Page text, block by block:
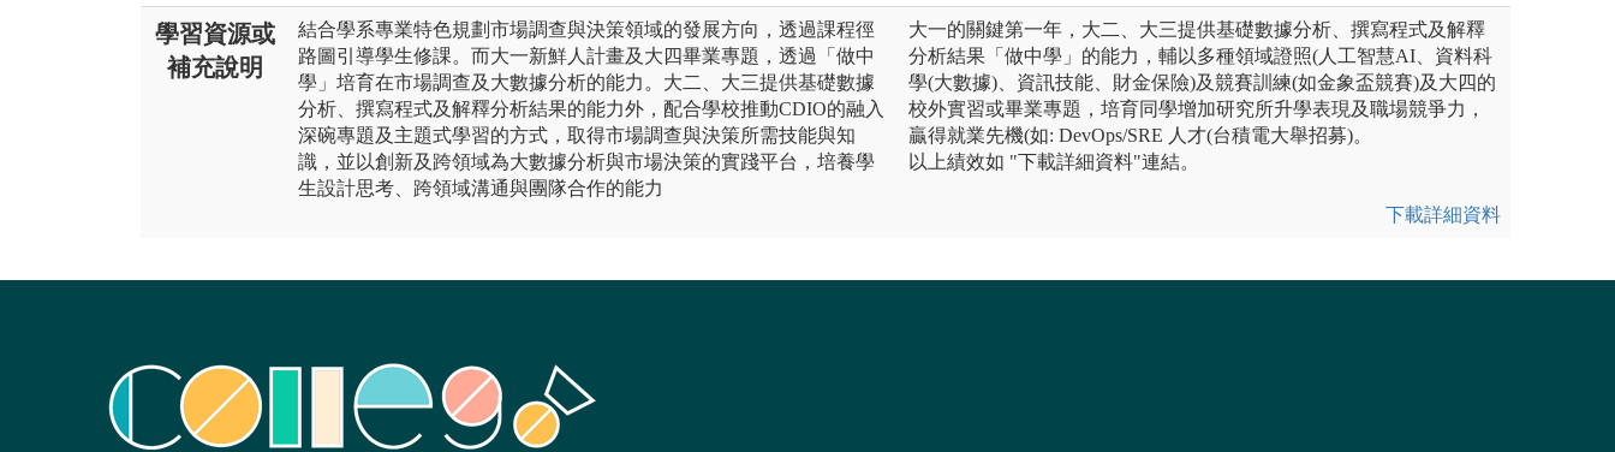
學習資源或
補充說明
結合學系專業特色規劃市場調查與決策領域的發展方向，透過課程徑
路圖引導學生修課。而大一新鮮人計畫及大四畢業專題，透過「做中
學」培育在市場調查及大數據分析的能力。大二、大三提供基礎數據
分析、撰寫程式及解釋分析結果的能力外，配合學校推動CDIO的融入
深碗專題及主題式學習的方式，取得市場調查與決策所需技能與知
識，並以創新及跨領域為大數據分析與市場決策的實踐平台，培養學
生設計思考、跨領域溝通與團隊合作的能力
大一的關鍵第一年，大二、大三提供基礎數據分析、撰寫程式及解釋
分析結果「做中學」的能力，輔以多種領域證照(人工智慧AI、資料科
學(大數據)、資訊技能、財金保險)及競賽訓練(如金象盃競賽)及大四的
校外實習或畢業專題，培育同學增加研究所升學表現及職場競爭力，
贏得就業先機(如: DevOps/SRE 人才(台積電大舉招募)。
以上績效如 "下載詳細資料"連結。
下載詳細資料